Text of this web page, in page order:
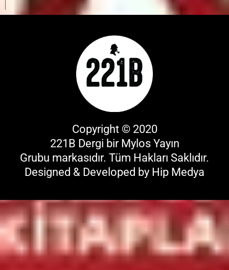
Copyright © 2020
221B Dergi bir Mylos Yayın
Grubu markasıdır. Tüm Hakları Saklıdır.
Designed & Developed by Hip Medya